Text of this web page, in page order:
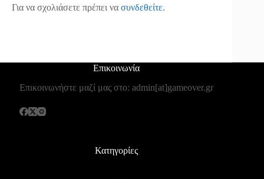
Για να σχολιάσετε πρέπει να συνδεθείτε.
Επικοινωνία
Επικοινωνήστε μαζί μας στο: admin[at]gameover.gr
Κατηγορίες